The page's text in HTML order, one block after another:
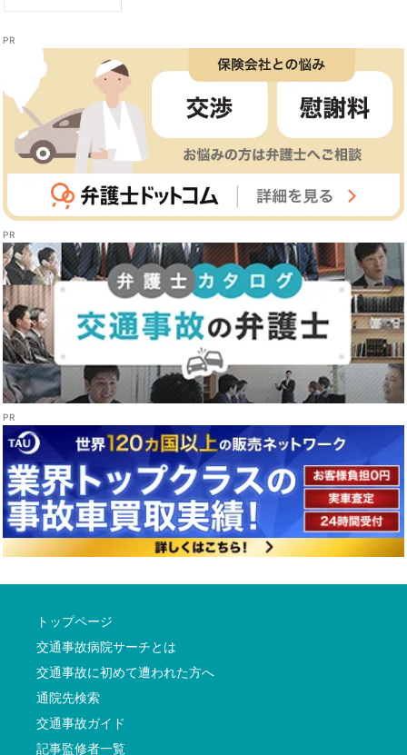
トップページ
交通事故病院サーチとは
交通事故に初めて遭われた方へ
通院先検索
交通事故ガイド
記事監修者一覧